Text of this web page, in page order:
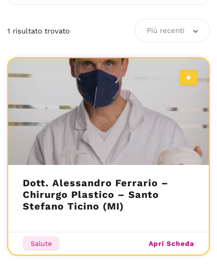
1 risultato trovato Più recenti
Dott. Alessandro Ferrario –
Chirurgo Plastico – Santo
Stefano Ticino (MI)
Salute Apri Scheda